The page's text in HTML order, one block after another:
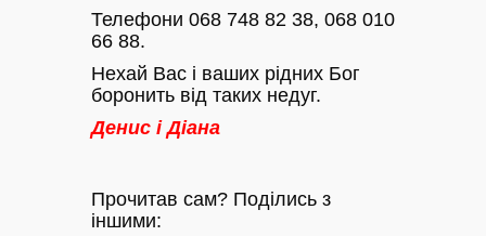
Телефони 068 748 82 38, 068 010
66 88.
Нехай Вас і ваших рідних Бог
боронить від таких недуг.
Денис і Діана
Прочитав сам? Поділись з
іншими: